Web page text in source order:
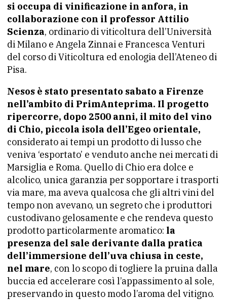
si occupa di vinificazione in anfora, in
collaborazione con il professor Attilio
Scienza, ordinario di viticoltura dell’Università
di Milano e Angela Zinnai e Francesca Venturi
del corso di Viticoltura ed enologia dell’Ateneo di
Pisa.
Nesos è stato presentato sabato a Firenze
nell’ambito di PrimAnteprima. Il progetto
ripercorre, dopo 2500 anni, il mito del vino
di Chio, piccola isola dell’Egeo orientale,
considerato ai tempi un prodotto di lusso che
veniva ‘esportato’ e venduto anche nei mercati di
Marsiglia e Roma. Quello di Chio era dolce e
alcolico, unica garanzia per sopportare i trasporti
via mare, ma aveva qualcosa che gli altri vini del
tempo non avevano, un segreto che i produttori
custodivano gelosamente e che rendeva questo
prodotto particolarmente aromatico: la
presenza del sale derivante dalla pratica
dell’immersione dell’uva chiusa in ceste,
nel mare, con lo scopo di togliere la pruina dalla
buccia ed accelerare così l’appassimento al sole,
preservando in questo modo l’aroma del vitigno.